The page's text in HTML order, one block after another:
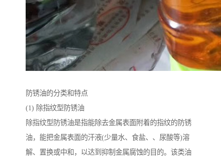
防锈油的分类和特点
(1) 除指纹型防锈油
除指纹型防锈油是指能除去金属表面附着的指纹的防锈
油，能把金属表面的汗液(少量水、食盐、、尿酸等)溶
解、置换或中和，以达到抑制金属腐蚀的目的。该类油